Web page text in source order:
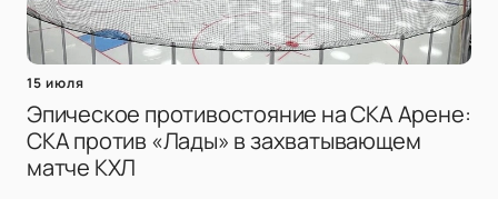
15 июля
Эпическое противостояние на СКА Арене:
СКА против «Лады» в захватывающем
матче КХЛ